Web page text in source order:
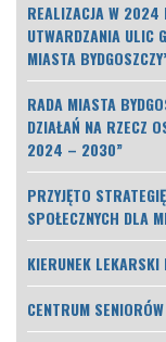
REALIZACJA W 2024
UTWARDZANIA ULIC
MIASTA
RADA MIASTA
DZIAŁAŃ NA RZECZ
2024 – 2030”
PRZYJĘTO
SPOŁECZNYCH DLA
KIERUNEK
CENTRUM